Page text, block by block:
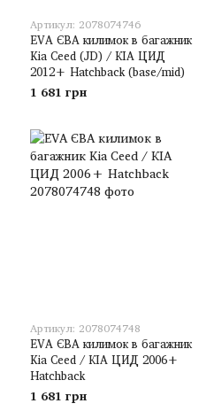
Артикул: 2078074746
EVA ЄВА килимок в багажник
Kia Ceed (JD) / КІА ЦИД
2012+ Hatchback (base/mid)
1 681 грн
Артикул: 2078074748
EVA ЄВА килимок в багажник
Kia Ceed / КІА ЦИД 2006+
Hatchback
1 681 грн